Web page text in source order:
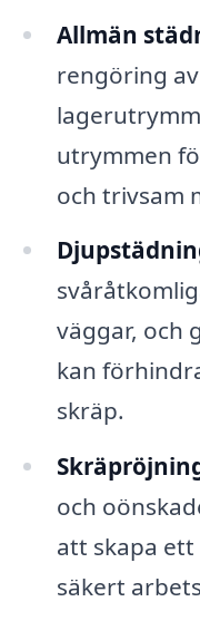
Allmän
rengöring
utrymmen
och trivsam
väggar, och
kan
skräp.
och
att skapa
säkert